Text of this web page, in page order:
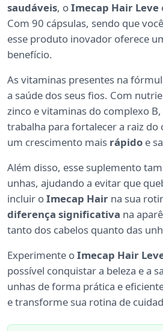
saudáveis, oImecap Hair Leve
Com 90 cápsulas, sendo que
esse produto inovador oferece
benefício.
As vitaminas presentes na
a saúde dos seus fios. Com
zinco e vitaminas do complexo
trabalha para fortalecer a raiz
um crescimento mais rápido e
Além disso, esse suplemento
unhas, ajudando a evitar que
incluir oImecap Hair na sua
diferença significativa na
tanto dos cabelos quanto das
Experimente oImecap Hair
possível conquistar a beleza e a
unhas de forma prática e
e transforme sua rotina de